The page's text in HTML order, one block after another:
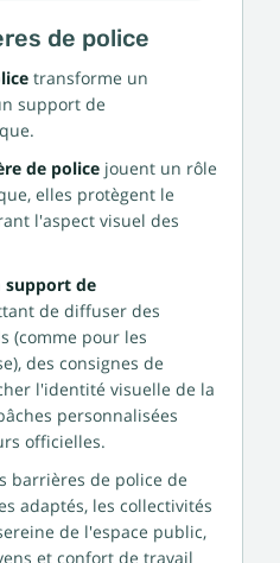
de police
transforme un
support de
de police jouent un rôle
elles protègent le
l'aspect visuel des
support de
de diffuser des
(comme pour les
des consignes de
l'identité visuelle de la
personnalisées
officielles.
barrières de police de
adaptés, les collectivités
de l'espace public,
et confort de travail